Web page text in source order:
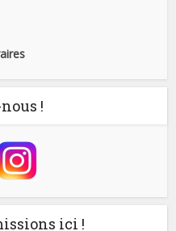
!
ici !